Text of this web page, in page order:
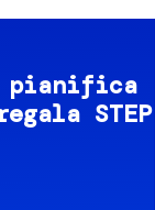
pianifica
STEP